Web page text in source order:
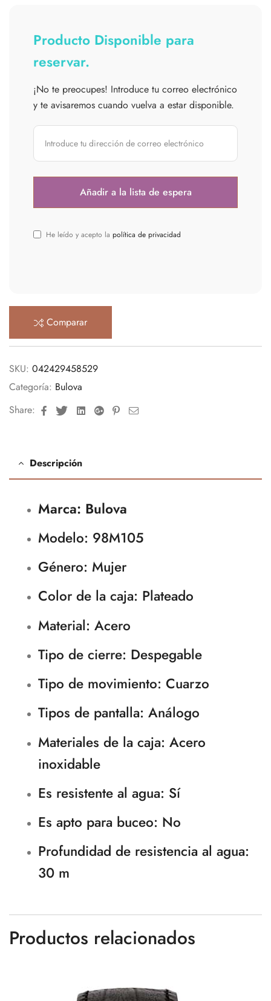
Producto Disponible para
reservar.
¡No te preocupes! Introduce tu correo electrónico
y te avisaremos cuando vuelva a estar disponible.
He leído y acepto la política de privacidad
Comparar
SKU: 042429458529
Categoría: Bulova
Share:
FacebookTwitterLinkedinGoogle+Pinterest
Email
Descripción
Marca: Bulova
Modelo: 98M105
Género: Mujer
Color de la caja: Plateado
Material: Acero
Tipo de cierre: Despegable
Tipo de movimiento: Cuarzo
Tipos de pantalla: Análogo
Materiales de la caja: Acero
inoxidable
Es resistente al agua: Sí
Es apto para buceo: No
Profundidad de resistencia al agua:
30 m
Productos relacionados